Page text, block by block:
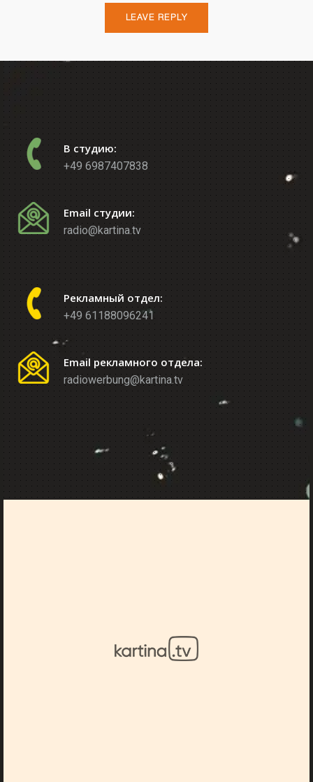
В студию:
+49 6987407838
Email студии:
radio@kartina.tv
Рекламный отдел:
+49 61188096241
Email рекламного отдела:
radiowerbung@kartina.tv